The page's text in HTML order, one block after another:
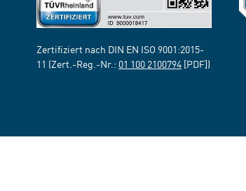
Zertifiziert nach DIN EN ISO 9001:2015-
11 (Zert.-Reg.-Nr.: 01 100 2100794 [PDF])